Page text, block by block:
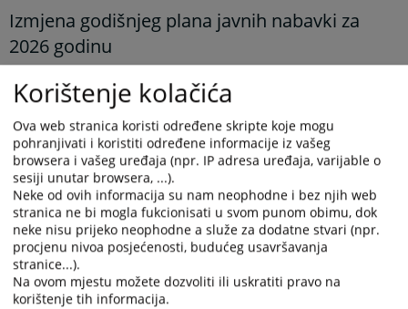
Izmjena godišnjeg plana javnih nabavki za
2026 godinu
Prikazana vijest je na: Srpski jezik
Prateći dokumenti
Izmjena plana nabavki 1
152PREGLEDA
Korištenje kolačića
Ova web stranica koristi određene skripte koje mogu
pohranjivati i koristiti određene informacije iz vašeg
browsera i vašeg uređaja (npr. IP adresa uređaja, varijable o
sesiji unutar browsera, ...).
Neke od ovih informacija su nam neophodne i bez njih web
stranica ne bi mogla fukcionisati u svom punom obimu, dok
neke nisu prijeko neophodne a služe za dodatne stvari (npr.
procjenu nivoa posjećenosti, budućeg usavršavanja
stranice...).
Na ovom mjestu možete dozvoliti ili uskratiti pravo na
korištenje tih informacija.